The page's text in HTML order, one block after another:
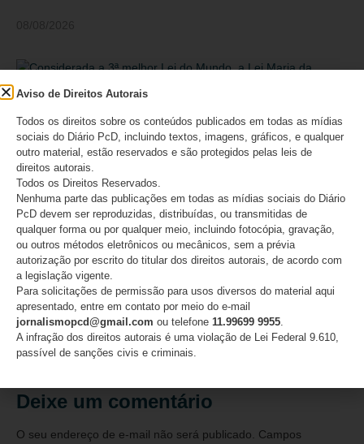
Considerada a 3ª melhor Lei do Mundo, a Lei Maria da
Penha completa 20 anos
07/08/2026
Deixe um comentário
O seu endereço de e-mail não será publicado. Campos
Aviso de Direitos Autorais
Todos os direitos sobre os conteúdos publicados em todas as mídias
sociais do Diário PcD, incluindo textos, imagens, gráficos, e qualquer
outro material, estão reservados e são protegidos pelas leis de
direitos autorais.
Todos os Direitos Reservados.
Nenhuma parte das publicações em todas as mídias sociais do Diário
PcD devem ser reproduzidas, distribuídas, ou transmitidas de
qualquer forma ou por qualquer meio, incluindo fotocópia, gravação,
ou outros métodos eletrônicos ou mecânicos, sem a prévia
autorização por escrito do titular dos direitos autorais, de acordo com
a legislação vigente.
Para solicitações de permissão para usos diversos do material aqui
apresentado, entre em contato por meio do e-mail
jornalismopcd@gmail.com ou telefone 11.99699 9955
A infração dos direitos autorais é uma violação de Lei Federal 9.610,
passível de sanções civis e criminais.